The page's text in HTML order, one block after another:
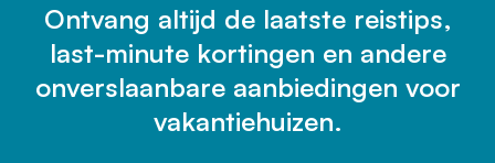
Ontvang altijd de laatste reistips,
last-minute kortingen en andere
onverslaanbare aanbiedingen voor
vakantiehuizen.